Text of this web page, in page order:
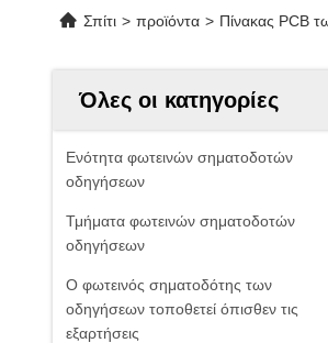
Σπίτι > προϊόντα > Πίνακας PCB
Όλες οι κατηγορίες
Ενότητα φωτεινών σηματοδοτών
οδηγήσεων
Τμήματα φωτεινών σηματοδοτών
οδηγήσεων
Ο φωτεινός σηματοδότης των
οδηγήσεων τοποθετεί όπισθεν τις
εξαρτήσεις